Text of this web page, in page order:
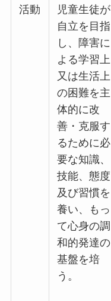
活動
児童生徒が
自立を目指
し、障害に
よる学習上
又は生活上
の困難を主
体的に改
善・克服す
るために必
要な知識、
技能、態度
及び習慣を
養い、もっ
て心身の調
和的発達の
基盤を培
う。